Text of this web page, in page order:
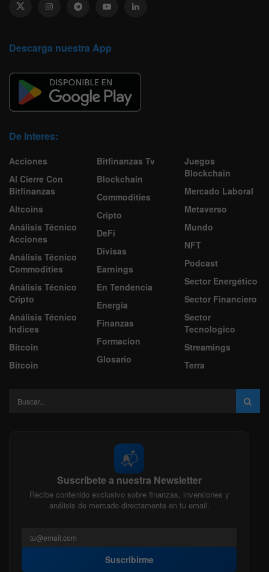
Descarga nuestra App
De Interes:
Acciones
Al Cierre Con
Bitfinanzas
Altcoins
Análisis Técnico
Acciones
Análisis Técnico
Commodities
Análisis Técnico
Cripto
Análisis Técnico
Indices
Bitcoin
Bitcoin
Bitfinanzas Tv
Blockchain
Commodities
Cripto
DeFi
Divisas
Earnings
En Tendencia
Energía
Finanzas
Formacion
Glosario
Juegos
Blockchain
Mercado Laboral
Metaverso
Mundo
NFT
Podcast
Sector Energético
Sector Financiero
Sector
Tecnologico
Streamings
Terra
📬
Suscríbete a nuestra Newsletter
Recibe contenido exclusivo sobre finanzas, inversiones y
análisis de mercado directamente en tu email.
Suscribirme